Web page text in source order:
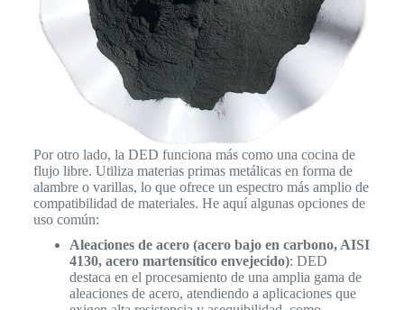
Por otro lado, la DED funciona más como una cocina de
flujo libre. Utiliza materias primas metálicas en forma de
alambre o varillas, lo que ofrece un espectro más amplio de
compatibilidad de materiales. He aquí algunas opciones de
uso común:
Aleaciones de acero (acero bajo en carbono, AISI
4130, acero martensítico envejecido): DED
destaca en el procesamiento de una amplia gama de
aleaciones de acero, atendiendo a aplicaciones que